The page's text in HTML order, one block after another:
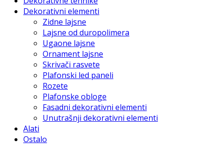
Dekorativni elementi
Zidne lajsne
Lajsne od duropolimera
Ugaone lajsne
Ornament lajsne
Skrivači rasvete
Plafonski led paneli
Rozete
Plafonske obloge
Fasadni dekorativni elementi
Unutrašnji dekorativni elementi
Alati
Ostalo